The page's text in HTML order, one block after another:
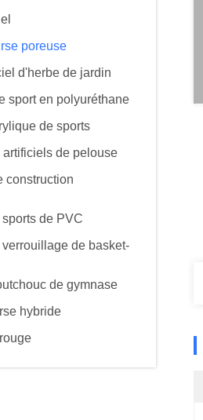
poreuse
d'herbe de jardin
sport en polyuréthane
de sports
de pelouse
construction
de PVC
de basket-
de gymnase
hybride